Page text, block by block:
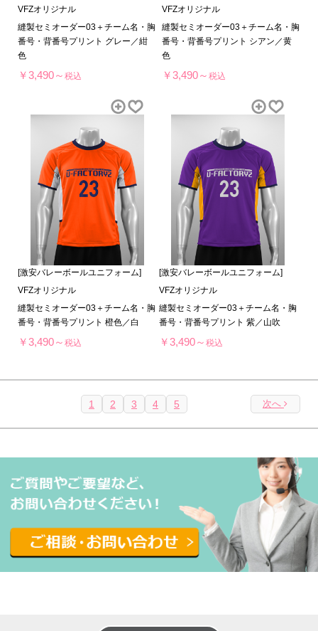
VFZオリジナル
縫製セミオーダー03＋チーム名・胸
番号・背番号プリント グレー／紺
色
￥3,490～税込
VFZオリジナル
縫製セミオーダー03＋チーム名・胸
番号・背番号プリント シアン／黄
色
￥3,490～ 税込
[激安バレーボールユニフォーム]
VFZオリジナル
縫製セミオーダー03＋チーム名・胸
番号・背番号プリント 橙色／白
￥3,490～税込
[激安バレーボールユニフォーム]
VFZオリジナル
縫製セミオーダー03＋チーム名・胸
番号・背番号プリント 紫／山吹
￥3,490～ 税込
1 2 3 4 5 次へ